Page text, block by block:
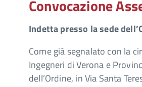
Convocazione
Indetta presso la sede
Come già segnalato con la
Ingegneri di Verona e
dell’Ordine, in Via Santa